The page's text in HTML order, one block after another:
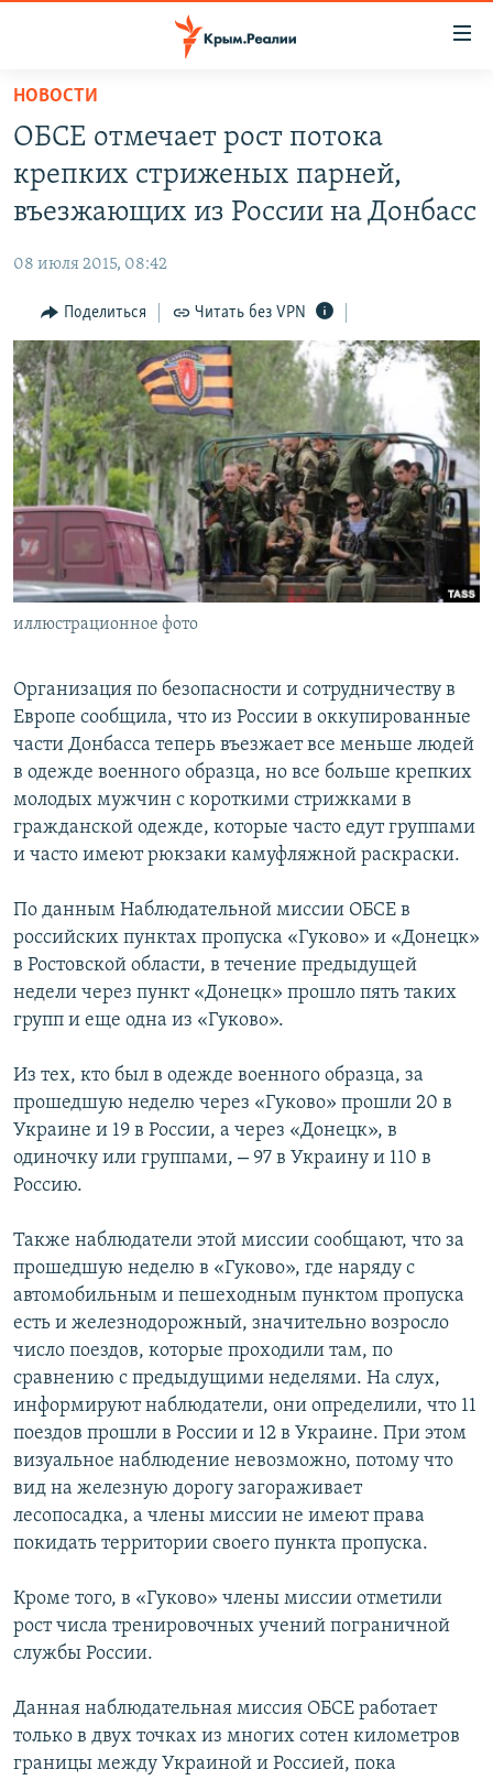
Вернуться
основному
содержанию
Вернутся
главной
Вернутся
поиску
11 ЛЕТ ОККУПАЦИИ КРЫМА. 11 ИСТОРИЙ СОПРОТИВЛЕНИЯ
ВОДА
ЕЩЕ
ИНТЕРАКТИВ
ИНФОГРАФИКА
ТЕЛЕПРОЕКТ КРЫМ.РЕАЛИИ
СОВЕТЫ ПРАВОЗАЩИТНИКОВ
ПРОПАВШИЕ БЕЗ ВЕСТИ
ПОБЕДИТЕЛЕЙ НЕ СУДЯТ?
КРЫМ.НЕПОКОРЕННЫЙ
ELIFBE
УКРАИНСКАЯ ПРОБЛЕМА КРЫМА
РАДІО СВОБОДА
КАК ОБОЙТИ БЛОКИРОВКУ
Українською
Qırımtatar
ПРИСОЕДИНЯЙТЕСЬ!
НОВОСТИ
ОБСЕ отмечает рост потока
крепких стриженых парней,
въезжающих из России на Донбасс
08 июля 2015, 08:42
Поделиться Читать без VPN
иллюстрационное фото
Организация по безопасности и сотрудничеству в
Европе сообщила, что из России в оккупированные
части Донбасса теперь въезжает все меньше людей
в одежде военного образца, но все больше крепких
молодых мужчин с короткими стрижками в
гражданской одежде, которые часто едут группами
и часто имеют рюкзаки камуфляжной раскраски.
По данным Наблюдательной миссии ОБСЕ в
российских пунктах пропуска «Гуково» и «Донецк»
в Ростовской области, в течение предыдущей
недели через пункт «Донецк» прошло пять таких
групп и еще одна из «Гуково».
Из тех, кто был в одежде военного образца, за
прошедшую неделю через «Гуково» прошли 20 в
Украине и 19 в России, а через «Донецк», в
одиночку или группами, – 97 в Украину и 110 в
Россию.
Также наблюдатели этой миссии сообщают, что за
прошедшую неделю в «Гуково», где наряду с
автомобильным и пешеходным пунктом пропуска
есть и железнодорожный, значительно возросло
число поездов, которые проходили там, по
сравнению с предыдущими неделями. На слух,
информируют наблюдатели, они определили, что 11
поездов прошли в России и 12 в Украине. При этом
визуальное наблюдение невозможно, потому что
вид на железную дорогу загораживает
лесопосадка, а члены миссии не имеют права
покидать территории своего пункта пропуска.
Кроме того, в «Гуково» члены миссии отметили
рост числа тренировочных учений пограничной
службы России.
Данная наблюдательная миссия ОБСЕ работает
только в двух точках из многих сотен километров
границы между Украиной и Россией, пока